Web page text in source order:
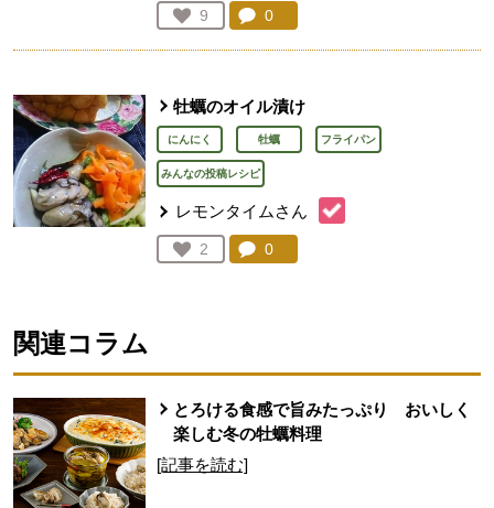
お気に入り登録：
9
人が登録
コメント：
0
牡蠣のオイル漬け
にんにく 牡蠣 フライパン
みんなの投稿レシピ
レモンタイムさん
お気に入り登録：
2
人が登録
コメント：
0
関連コラム
とろける食感で旨みたっぷり おいしく
楽しむ冬の牡蠣料理
[記事を読む]